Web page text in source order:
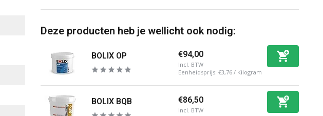
Deze producten heb je wellicht ook nodig:
BOLIX OP €94,00
Incl. BTW
Eenheidsprijs: €3,76/ Kilogram
BOLIX BQB €86,50
Incl. BTW